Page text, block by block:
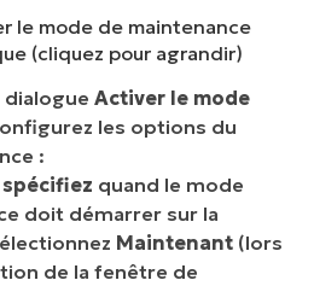
le mode de maintenance
(cliquez pour agrandir)
dialogue Activer le mode
les options du
:
spécifiez quand le mode
doit démarrer sur la
Maintenant (lors
de la fenêtre de